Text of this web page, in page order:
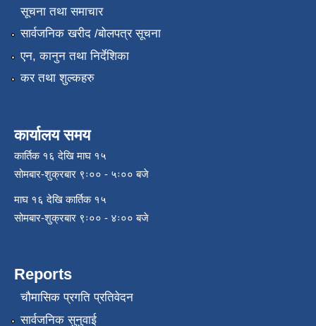
सूचना तथा समाचार
सार्वजनिक खरीद /बोलपत्र सूचना
एन, कानुन तथा निर्देशिका
कर तथा शुल्कहरु
कार्यालय समय
कार्तिक १६ देखि माघ १५
सोमबार-शुक्रबार ९ः०० - ५ः०० बजे
माघ १६ देखि कार्तिक १५
सोमबार-शुक्रबार ९ः०० - ४ः०० बजे
Reports
चौमासिक प्रगति प्रतिवेदन
सार्वजनिक सुनुवाई